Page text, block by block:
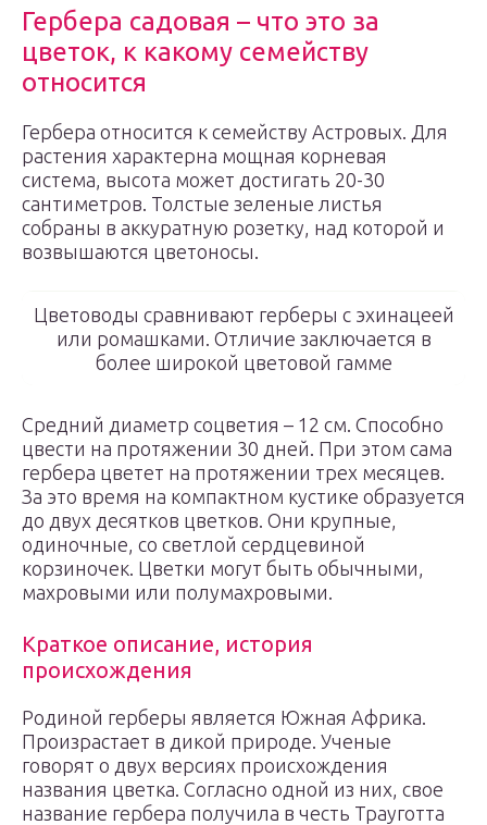
Гербера садовая – что это за
цветок, к какому семейству
относится
Гербера относится к семейству Астровых. Для
растения характерна мощная корневая
система, высота может достигать 20-30
сантиметров. Толстые зеленые листья
собраны в аккуратную розетку, над которой и
возвышаются цветоносы.
Цветоводы сравнивают герберы с эхинацеей
или ромашками. Отличие заключается в
более широкой цветовой гамме
Средний диаметр соцветия – 12 см. Способно
цвести на протяжении 30 дней. При этом сама
гербера цветет на протяжении трех месяцев.
За это время на компактном кустике образуется
до двух десятков цветков. Они крупные,
одиночные, со светлой сердцевиной
корзиночек. Цветки могут быть обычными,
махровыми или полумахровыми.
Краткое описание, история
происхождения
Родиной герберы является Южная Африка.
Произрастает в дикой природе. Ученые
говорят о двух версиях происхождения
названия цветка. Согласно одной из них, свое
название гербера получила в честь Трауготта